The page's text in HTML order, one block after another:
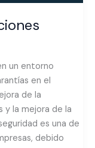
un entorno
en el
de la
y la mejora de la
es una de
debido